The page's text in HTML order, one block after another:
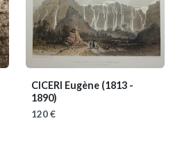
CICERI Eugène (1813 -
1890)
120 €